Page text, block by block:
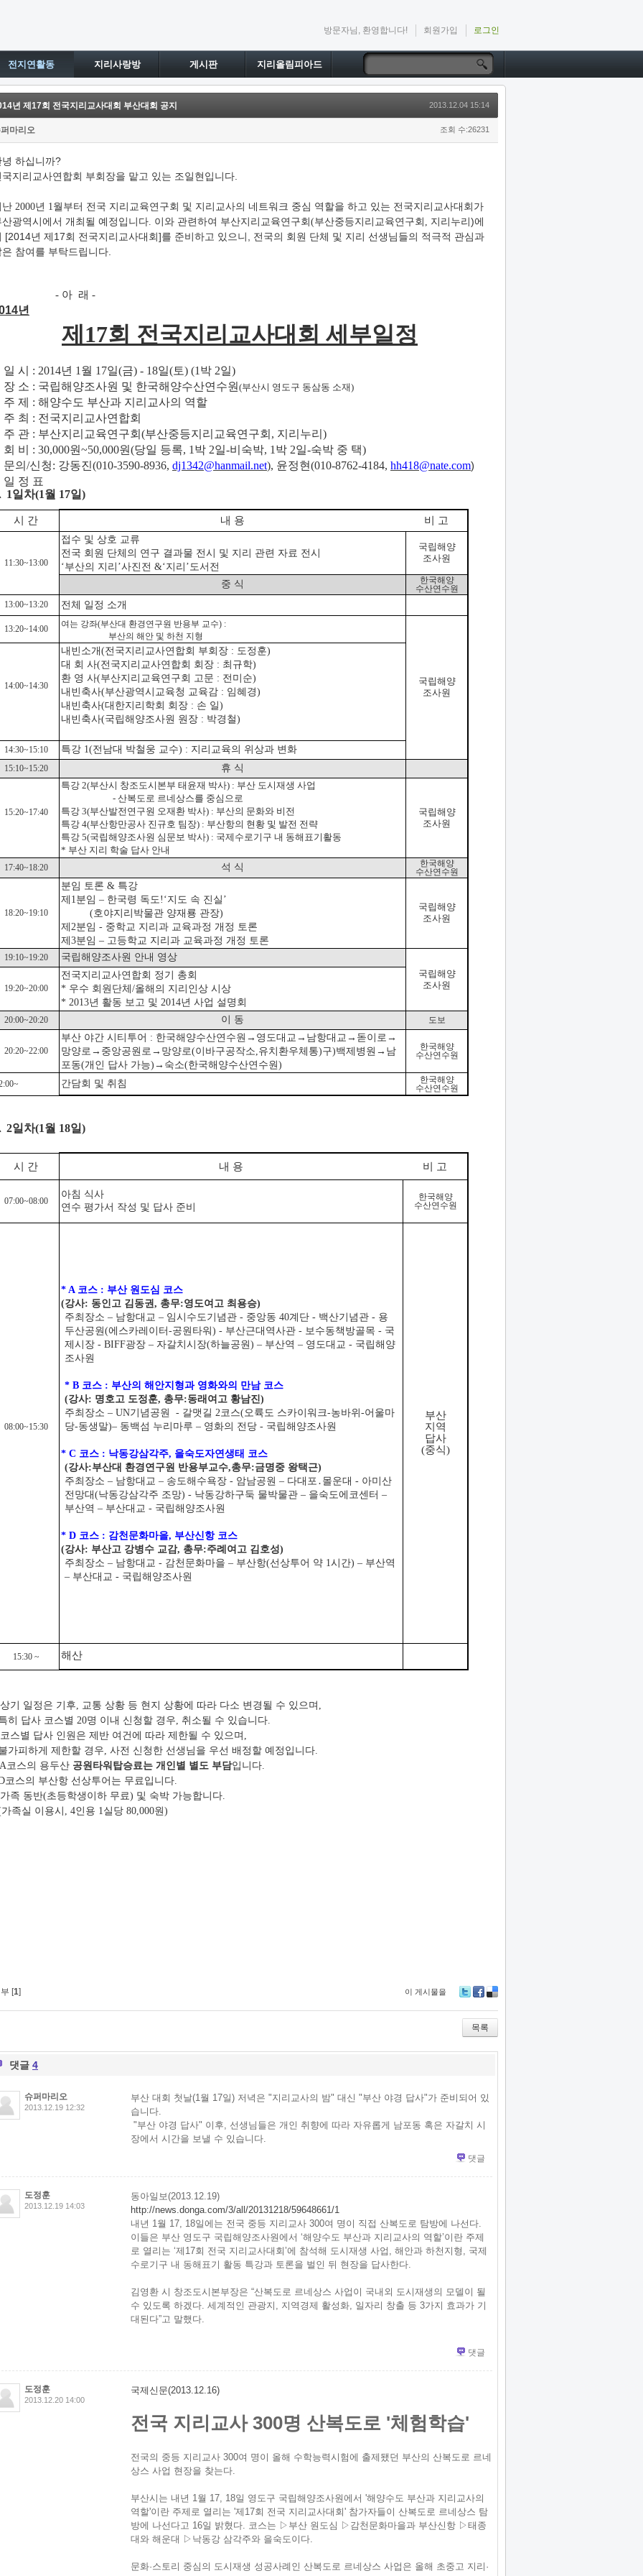
방문자님, 환영합니다! 회원가입 로그인
전지연활동 지리사랑방 게시판 지리올림피아드
년 제17회 전국지리교사대회 부산대회 공지 2013.12.04 15:14
마리오 조회 수:26231
녕 하십니까?
국지리교사연합회 부회장을 맡고 있는 조일현입니다.
난 2000년 1월부터 전국 지리교육연구회 및 지리교사의 네트워크 중심 역할을 하고 있는 전국지리교사대회가
산광역시에서 개최될 예정입니다. 이와 관련하여 부산지리교육연구회(부산중등지리교육연구회, 지리누리)에
[2014년 제17회 전국지리교사대회]를 준비하고 있으니, 전국의 회원 단체 및 지리 선생님들의 적극적 관심과
은 참여를 부탁드립니다.
아 래 -
년
제17회 전국지리교사대회 세부일정
일 시 : 2014년 1월 17일(금) - 18일(토) (1박 2일)
장 소 : 국립해양조사원 및 한국해양수산연수원 (부산시 영도구 동삼동 소재)
주 제 : 해양수도 부산과 지리교사의 역할
주 최 : 전국지리교사연합회
주 관 : 부산지리교육연구회(부산중등지리교육연구회, 지리누리)
회 비 : 30,000원~50,000원(당일 등록, 1박 2일-비숙박, 1박 2일-숙박 중 택)
문의/신청: 강동진(010-3590-8936, dj1342@hanmail.net), 윤정현(010-8762-4184, hh418@nate.com)
일 정 표
일차(1월 17일)
시 간 내 용 비 고
11:30~13:00
접수 및 상호 교류
전국 회원 단체의 연구 결과물 전시 및 지리 관련 자료 전시
‘부산의 지리’사진전 &‘지리’도서전
국립해양
조사원
중 식
한국해양
수산연수원
13:00~13:20
전체 일정 소개
13:20~14:00
여는 강좌(부산대 환경연구원 반용부 교수) :
부산의 해안 및 하천 지형
국립해양
조사원
14:00~14:30
내빈소개(전국지리교사연합회 부회장 : 도정훈)
대 회 사(전국지리교사연합회 회장 : 최규학)
환 영 사(부산지리교육연구회 고문 : 전미순)
내빈축사(부산광역시교육청 교육감 : 임혜경)
내빈축사(대한지리학회 회장 : 손 일)
내빈축사(국립해양조사원 원장 : 박경철)
14:30~15:10 특강 1(전남대 박철웅 교수) : 지리교육의 위상과 변화
15:10~15:20 휴 식
15:20~17:40
특강 2(부산시 창조도시본부 태윤재 박사) : 부산 도시재생 사업
- 산복도로 르네상스를 중심으로
특강 3(부산발전연구원 오재환 박사) : 부산의 문화와 비전
특강 4(부산항만공사 진규호 팀장) : 부산항의 현황 및 발전 전략
특강 5(국립해양조사원 심문보 박사) : 국제수로기구 내 동해표기활동
* 부산 지리 학술 답사 안내
국립해양
조사원
17:40~18:20 석 식
한국해양
수산연수원
18:20~19:10
분임 토론 & 특강
제1분임 – 한국령 독도!‘지도 속 진실’
(호야지리박물관 양재룡 관장)
제2분임 - 중학교 지리과 교육과정 개정 토론
제3분임 – 고등학교 지리과 교육과정 개정 토론
국립해양
조사원
19:10~19:20
국립해양조사원 안내 영상
국립해양
조사원
19:20~20:00
전국지리교사연합회 정기 총회
* 우수 회원단체/올해의 지리인상 시상
* 2013년 활동 보고 및 2014년 사업 설명회
20:00~20:20 이 동 도보
20:20~22:00
부산 야간 시티투어 : 한국해양수산연수원 →영도대교→남항대교→ 돋이로→
망양로→중앙공원로→망양로(이바구공작소,유치환우체통)구)백제병원→남
포동(개인 답사 가능) →숙소(한국해양수산연수원)
한국해양
수산연수원
간담회 및 취침
한국해양
수산연수원
일차(1월 18일)
시 간 내 용 비 고
07:00~08:00
아침 식사
연수 평가서 작성 및 답사 준비
한국해양
수산연수원
08:00~15:30
* A 코스 : 부산 원도심 코스
(강사: 동인고 김동권, 총무:영도여고 최용승)
주최장소 – 남항대교 – 임시수도기념관 - 중앙동 40계단 - 백산기념관 - 용
두산공원(에스카레이터-공원타워) - 부산근대역사관 - 보수동책방골목 - 국
제시장 - BIFF광장 – 자갈치시장(하늘공원) – 부산역 – 영도대교 - 국립해양
조사원
* B 코스 : 부산의 해안지형과 영화와의 만남 코스
(강사: 명호고 도정훈, 총무:동래여고 황남진)
주최장소 – UN기념공원 - 갈맷길 2코스(오륙도 스카이워크-농바위-어울마
당-동생말)– 동백섬 누리마루 – 영화의 전당 - 국립해양조사원
* C 코스 : 낙동강삼각주, 을숙도자연생태 코스
(강사:부산대 환경연구원 반용부교수,총무:금명중 왕택근)
주최장소 – 남항대교 – 송도해수욕장 - 암남공원 – 다대포․몰운대 - 아미산
전망대(낙동강삼각주 조망) - 낙동강하구둑 물박물관 – 을숙도에코센터 –
부산역 – 부산대교 - 국립해양조사원
* D 코스 : 감천문화마을, 부산신항 코스
(강사: 부산고 강병수 교감, 총무:주례여고 김호성)
주최장소 – 남항대교 - 감천문화마을 – 부산항(선상투어 약 1시간) – 부산역
– 부산대교 - 국립해양조사원
부산
지역
답사
(중식)
15:30 ~ 해산
기 일정은 기후, 교통 상황 등 현지 상황에 따라 다소 변경될 수 있으며,
히 답사 코스별 20명 이내 신청할 경우, 취소될 수 있습니다.
스별 답사 인원은 제반 여건에 따라 제한될 수 있으며,
가피하게 제한할 경우, 사전 신청한 선생님을 우선 배정할 예정입니다.
코스의 용두산 공원타워탑승료는 개인별 별도 부담입니다.
스의 부산항 선상투어는 무료입니다.
족 동반(초등학생이하 무료) 및 숙박 가능합니다.
족실 이용시, 4인용 1실당 80,000원)
[1] 이 게시물을
bo
ok
ou
s
목록
댓글 4
슈퍼마리오
2013.12.19 12:32
부산 대회 첫날(1월 17일) 저녁은 "지리교사의 밤" 대신 "부산 야경 답사"가 준비되어 있
습니다.
"부산 야경 답사" 이후, 선생님들은 개인 취향에 따라 자유롭게 남포동 혹은 자갈치 시
장에서 시간을 보낼 수 있습니다.
댓글
도정훈
2013.12.19 14:03
동아일보(2013.12.19)
http://news.donga.com/3/all/20131218/59648661/1
내년 1월 17, 18일에는 전국 중등 지리교사 300여 명이 직접 산복도로 탐방에 나선다.
이들은 부산 영도구 국립해양조사원에서 ‘해양수도 부산과 지리교사의 역할’이란 주제
로 열리는 ‘제17회 전국 지리교사대회’에 참석해 도시재생 사업, 해안과 하천지형, 국제
수로기구 내 동해표기 활동 특강과 토론을 벌인 뒤 현장을 답사한다.
김영환 시 창조도시본부장은 “산복도로 르네상스 사업이 국내외 도시재생의 모델이 될
수 있도록 하겠다. 세계적인 관광지, 지역경제 활성화, 일자리 창출 등 3가지 효과가 기
대된다”고 말했다.
댓글
도정훈
2013.12.20 14:00
국제신문(2013.12.16)
전국 지리교사 300명 산복도로 '체험학습'
전국의 중등 지리교사 300여 명이 올해 수학능력시험에 출제됐던 부산의 산복도로 르네
상스 사업 현장을 찾는다.
부산시는 내년 1월 17, 18일 영도구 국립해양조사원에서 '해양수도 부산과 지리교사의
역할'이란 주제로 열리는 '제17회 전국 지리교사대회' 참가자들이 산복도로 르네상스 탐
방에 나선다고 16일 밝혔다. 코스는 ▷부산 원도심 ▷감천문화마을과 부산신항 ▷태종
대와 해운대 ▷낙동강 삼각주와 을숙도이다.
문화·스토리 중심의 도시재생 성공사례인 산복도로 르네상스 사업은 올해 초중고 지리·